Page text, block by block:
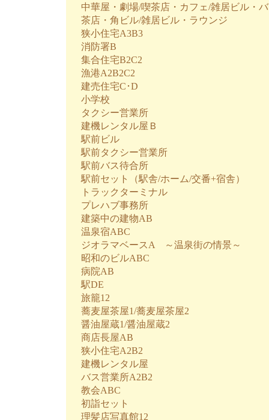
中華屋・劇場/喫茶店・カフェ/雑居ビル・
茶店・角ビル/雑居ビル・ラウンジ
狭小住宅A3B3
消防署B
集合住宅B2C2
漁港A2B2C2
建売住宅C･D
小学校
タクシー営業所
建機レンタル屋Ｂ
駅前ビル
駅前タクシー営業所
駅前バス待合所
駅前セット（駅舎/ホーム/交番+宿舎）
トラックターミナル
プレハブ事務所
建築中の建物AB
温泉宿ABC
ジオラマベースA ～温泉街の情景～
昭和のビルABC
病院AB
駅DE
旅籠12
蕎麦屋茶屋1/蕎麦屋茶屋2
醤油屋蔵1/醤油屋蔵2
商店長屋AB
狭小住宅A2B2
建機レンタル屋
バス営業所A2B2
教会ABC
初詣セット
理髪店写真館12